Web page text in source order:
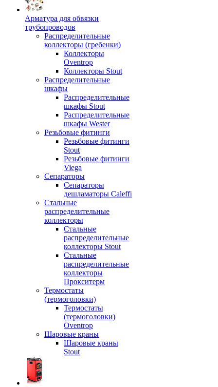
Арматура для обвязки
трубопроводов
Распределительные
коллекторы (гребенки)
Коллекторы
Oventrop
Коллекторы Stout
Распределительные
шкафы
Распределительные
шкафы Stout
Распределительные
шкафы Wester
Резьбовые фитинги
Резьбовые фитинги
Stout
Резьбовые фитинги
Viega
Сепараторы
Сепараторы
дешламаторы Caleffi
Стальные
распределительные
коллекторы
Стальные
распределительные
коллекторы Stout
Стальные
распределительные
коллекторы
Прокситерм
Термостаты
(термоголовки)
Термостаты
(термоголовки)
Oventrop
Шаровые краны
Шаровые краны
Stout